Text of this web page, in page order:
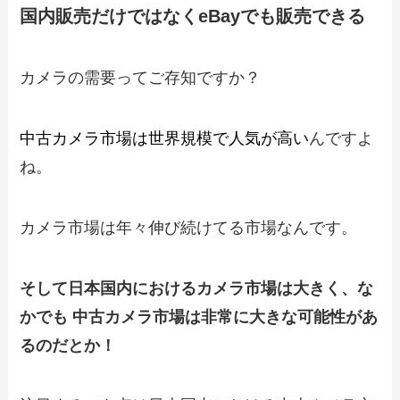
国内販売だけではなくeBayでも販売できる
カメラの需要ってご存知ですか？
中古カメラ市場は世界規模で人気が高いんですよ
ね。
カメラ市場は年々伸び続けてる市場なんです。
そして日本国内におけるカメラ市場は大きく、な
かでも 中古カメラ市場は非常に大きな可能性があ
るのだとか！